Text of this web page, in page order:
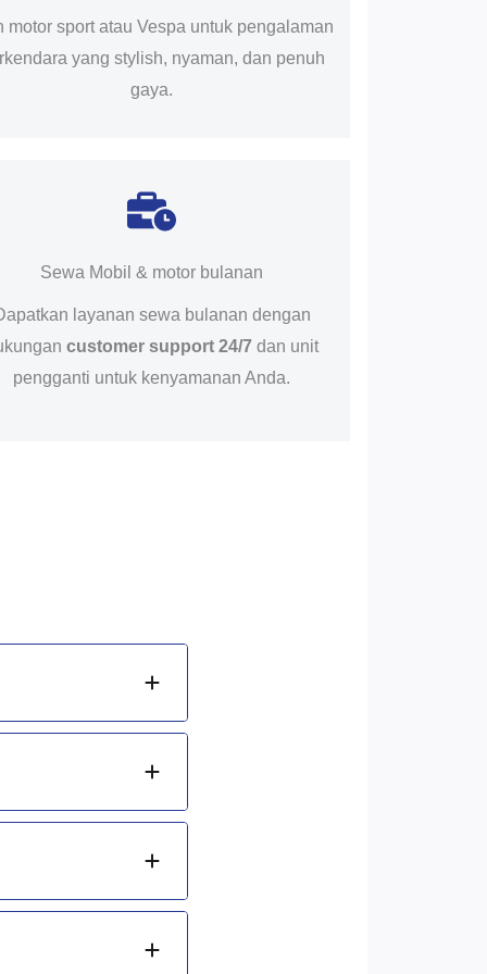
motor sport atau Vespa untuk pengalaman
yang stylish, nyaman, dan penuh
gaya.
Sewa Mobil & motor bulanan
layanan sewa bulanan dengan
customer support 24/7 dan unit
pengganti untuk kenyamanan Anda.